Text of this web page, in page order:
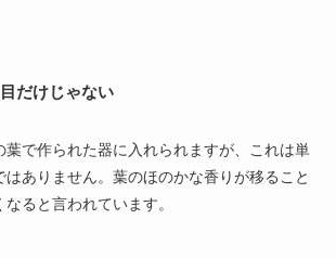
だけじゃない
葉で作られた器に入れられますが、これは単
はありません。葉のほのかな香りが移ること
ると言われています。